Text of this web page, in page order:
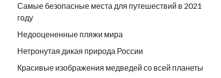
Самые безопасные места для путешествий в 2021
году
Недооцененные пляжи мира
Нетронутая дикая природа России
Красивые изображения медведей со всей планеты